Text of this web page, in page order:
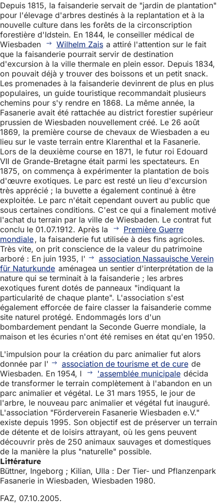
Depuis 1815, la faisanderie servait de "jardin de plantation"
pour l'élevage d'arbres destinés à la replantation et à la
nouvelle culture dans les forêts de la circonscription
forestière d'Idstein. En 1844, le conseiller médical de
Wiesbaden
Wilhelm Zais a attiré l'attention sur le fait
que la faisanderie pourrait servir de destination
d'excursion à la ville thermale en plein essor. Depuis 1834,
on pouvait déjà y trouver des boissons et un petit snack.
Les promenades à la faisanderie devinrent de plus en plus
populaires, un guide touristique recommandait plusieurs
chemins pour s'y rendre en 1868. La même année, la
Fasanerie avait été rattachée au district forestier supérieur
prussien de Wiesbaden nouvellement créé. Le 26 août
1869, la première course de chevaux de Wiesbaden a eu
lieu sur le vaste terrain entre Klarenthal et la Fasanerie.
Lors de la deuxième course en 1871, le futur roi Edouard
VII de Grande-Bretagne était parmi les spectateurs. En
1875, on commença à expérimenter la plantation de bois
d'œuvre exotiques. Le parc est resté un lieu d'excursion
très apprécié ; la buvette a également continué à être
exploitée. Le parc n'était cependant ouvert au public que
sous certaines conditions. C'est ce qui a finalement motivé
l'achat du terrain par la ville de Wiesbaden. Le contrat fut
conclu le 01.07.1912. Après la
Première Guerre
mondiale, la faisanderie fut utilisée à des fins agricoles.
Très vite, on prit conscience de la valeur du patrimoine
arboré : En juin 1935, l'
association Nassauische Verein
für Naturkunde aménagea un sentier d'interprétation de la
nature qui se terminait à la faisanderie ; les arbres
exotiques furent dotés de panneaux "indiquant la
particularité de chaque plante". L'association s'est
également efforcée de faire classer la faisanderie comme
site naturel protégé. Endommagés lors d'un
bombardement pendant la Seconde Guerre mondiale, la
maison et les écuries n'ont été remises en état qu'en 1950.
L'impulsion pour la création du parc animalier fut alors
donnée par l'
association de tourisme et de cure de
Wiesbaden. En 1954, l
'assemblée municipale décida
de transformer le terrain complètement à l'abandon en un
parc animalier et végétal. Le 31 mars 1955, le jour de
l'arbre, le nouveau parc animalier et végétal fut inauguré.
L'association "Förderverein Fasanerie Wiesbaden e.V."
existe depuis 1995. Son objectif est de préserver un terrain
de détente et de loisirs attrayant, où les gens peuvent
découvrir près de 250 animaux sauvages et domestiques
de la manière la plus "naturelle" possible.
Littérature
Büttner, Ingeborg ; Kilian, Ulla : Der Tier- und Pflanzenpark
Fasanerie in Wiesbaden, Wiesbaden 1980.
FAZ, 07.10.2005.